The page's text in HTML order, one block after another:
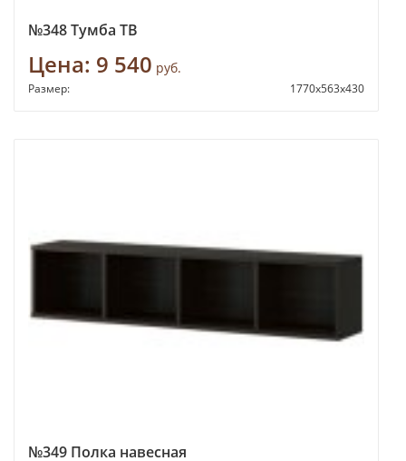
№348 Тумба ТВ
Цена: 9 540 руб.
Размер: 1770х563х430
№349 Полка навесная